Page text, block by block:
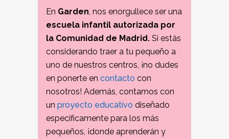
En Garden, nos enorgullece ser una
escuela infantil autorizada por
la Comunidad de Madrid. Si estás
considerando traer a tu pequeño a
uno de nuestros centros, ¡no dudes
en ponerte en contacto con
nosotros! Además, contamos con
un proyecto educativo diseñado
específicamente para los más
pequeños, ¡donde aprenderán y